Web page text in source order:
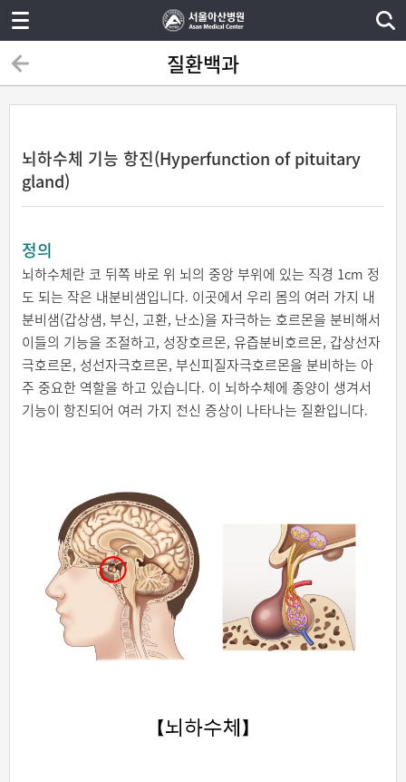
질환백과
뇌하수체 기능 항진(Hyperfunction of pituitary
gland)
정의
뇌하수체란 코 뒤쪽 바로 위 뇌의 중앙 부위에 있는 직경 1cm 정
도 되는 작은 내분비샘입니다. 이곳에서 우리 몸의 여러 가지 내
분비샘(갑상샘, 부신, 고환, 난소)을 자극하는 호르몬을 분비해서
이들의 기능을 조절하고, 성장호르몬, 유즙분비호르몬, 갑상선자
극호르몬, 성선자극호르몬, 부신피질자극호르몬을 분비하는 아
주 중요한 역할을 하고 있습니다. 이 뇌하수체에 종양이 생겨서
기능이 항진되어 여러 가지 전신 증상이 나타나는 질환입니다.